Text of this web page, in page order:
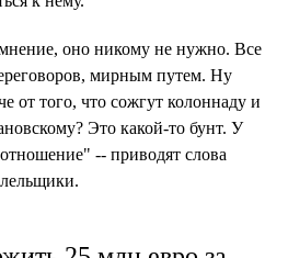
оно никому не нужно. Все
мирным путем. Ну
от того, что сожгут колоннаду и
Это какой-то бунт. У
-- приводят слова